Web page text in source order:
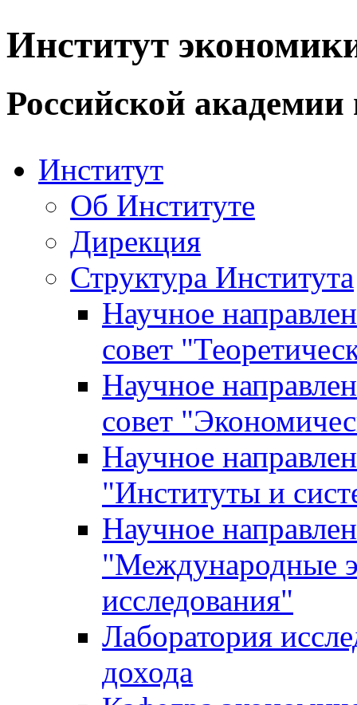
Институт
Российской академии
Институт
Об Институте
Дирекция
Структура Института
Научное
совет
Научное
совет
Научное
"Институты и
Научное
"Международные
исследования"
Лаборатория
дохода